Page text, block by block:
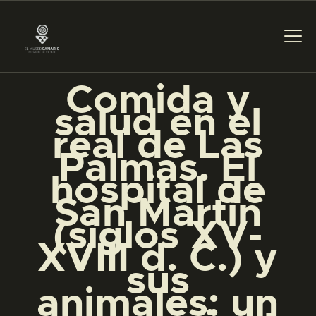
Comida y
salud en el
real de Las
Palmas. El
hospital de
San Martín
(siglos XV-
XVIII d. C.) y
sus
animales: un
PREPARAR LA VISITA
ACTIVIDADES
█
EL MUSEO
COLECCIONES